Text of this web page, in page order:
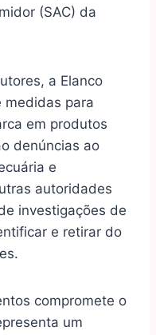
(SAC) da
a Elanco
medidas para
em produtos
denúncias ao
e
autoridades
investigações de
e retirar do
compromete o
um